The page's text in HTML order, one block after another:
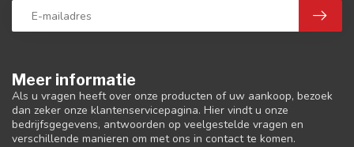
Meer informatie
Als u vragen heeft over onze producten of uw aankoop, bezoek
dan zeker onze klantenservicepagina. Hier vindt u onze
bedrijfsgegevens, antwoorden op veelgestelde vragen en
verschillende manieren om met ons in contact te komen.